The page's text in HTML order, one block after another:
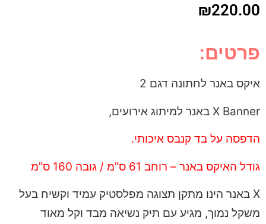
₪220.00
פרטים:
איקס באנר לחתונה דגם 2
X Banner באנר למיתוג אירועים,
הדפסה על בד קנבס איכותי.
גודל האיקס באנר – רוחב 61 ס”מ / גובה 160 ס”מ
X באנר הינו מתקן תצוגה מפלסטיק עמיד וקשיח בעל
משקל נמוך, מגיע עם תיק נשיאה מבד וקל מאוד